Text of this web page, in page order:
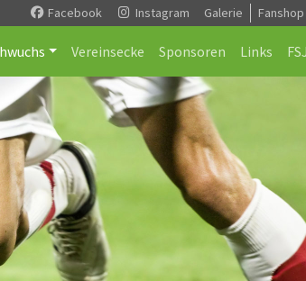
Facebook Instagram Galerie
Vereinsecke Sponsoren Links FSJ